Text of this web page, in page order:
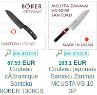
87.53
Couteau
cÃ©ramique
Santoku
BOKER 1306CS
163.1
Couteau japonais
Santoku Zanmai
MCUSTA VG-10
3P